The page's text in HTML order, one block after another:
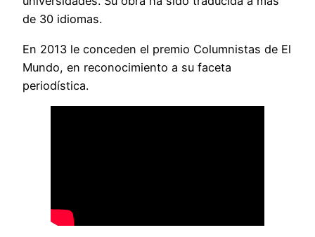
de 30 idiomas.
En 2013 le conceden el premio Columnistas de El
Mundo, en reconocimiento a su faceta
periodística.